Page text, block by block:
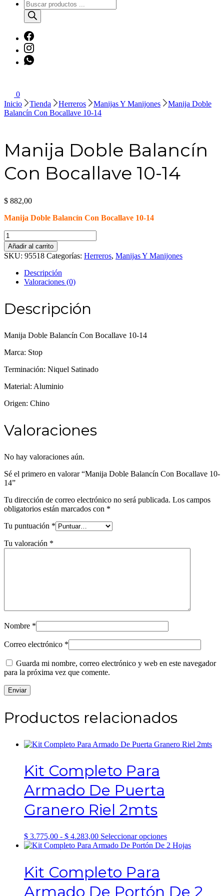
Búsqueda
de
productos
0
Inicio
Tienda Herreros Manijas Y Manijones
Manija Doble
Balancín Con Bocallave 10-14
Manija Doble Balancín
Con Bocallave 10-14
$ 882,00
Manija Doble Balancín Con Bocallave 10-14
Manija
Doble
Balancín
Con
Bocallave
Añadir al carrito
SKU: 95518 Categorías: Herreros, Manijas Y Manijones
Descripción
Valoraciones (0)
Descripción
Manija Doble Balancín Con Bocallave 10-14
Marca: Stop
Terminación: Niquel Satinado
Material: Aluminio
Origen: Chino
Valoraciones
No hay valoraciones aún.
Sé el primero en valorar “Manija Doble Balancín Con Bocallave 10-
14”
Tu dirección de correo electrónico no será publicada. Los campos
obligatorios están marcados con *
Tu puntuación *
Tu valoración *
Nombre *
Correo electrónico *
Guarda mi nombre, correo electrónico y web en este navegador
para la próxima vez que comente.
Productos relacionados
Kit Completo Para
Armado De Puerta
Granero Riel 2mts
$ 3.775,00 - $ 4.283,00Rango
de
$ 3.775,00
hasta
$ 4.283,00
Seleccionar opcionesEste
producto
opciones
Kit Completo Para
Armado De Portón De 2